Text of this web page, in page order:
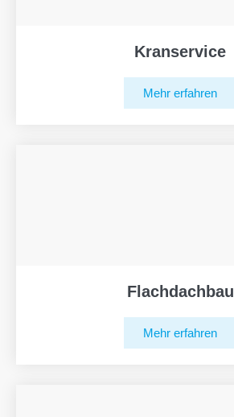
Kranservice
Mehr erfahren
Flachdachbau
Mehr erfahren